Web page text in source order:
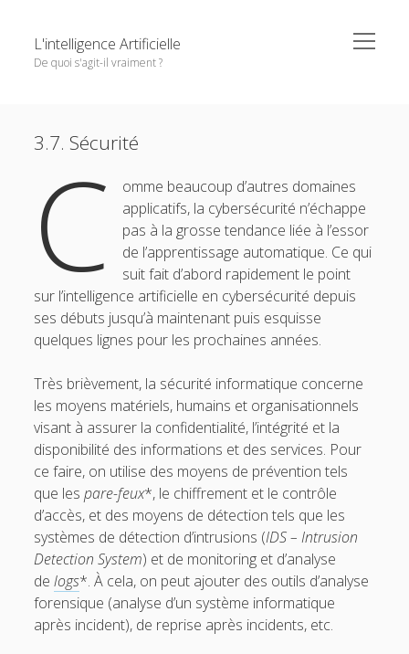
L'intelligence Artificielle
De quoi s'agit-il vraiment ?
o
p
1. L’IA : ambitions et histoire
p
e
n
m
e
n
u
3. L’IA à l’oeuvre o
p
m
e
3.1. Vision et traitement d’images
3.2. Traitement du langage naturel
3.3. Recherche d’information
3.4. Diagnostic, recommandation, décision
3.7. Sécurité
3.8. Jeux
3.9. IA et créativité
4. Interfaces entre IA et d’autres disciplines
o
p
e
n
m
e
n
u
5. Questions autour de l’IA
o
e
n
e
Pour conclure
Glossaire
d
a
r
Except where otherwise noted,
Creative Commons Attribution-NonCommercial-
NoDerivatives 4.0 International
License.
3.7. Sécurité
C
omme beaucoup d’autres domaines
applicatifs, la cybersécurité n’échappe
pas à la grosse tendance liée à l’essor
de l’apprentissage automatique. Ce qui
suit fait d’abord rapidement le point
sur l’intelligence artificielle en cybersécurité depuis
ses débuts jusqu’à maintenant puis esquisse
quelques lignes pour les prochaines années.
Très brièvement, la sécurité informatique concerne
les moyens matériels, humains et organisationnels
visant à assurer la confidentialité, l’intégrité et la
disponibilité des informations et des services. Pour
ce faire, on utilise des moyens de prévention tels
que lespare-feux*, le chiffrement et le contrôle
d’accès, et des moyens de détection tels que les
systèmes de détection d’intrusions (IDS – Intrusion
Detection System) et de monitoring et d’analyse
delogs*. À cela, on peut ajouter des outils d’analyse
forensique (analyse d’un système informatique
après incident), de reprise après incidents, etc.